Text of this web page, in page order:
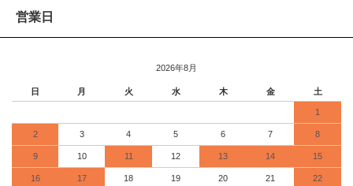
営業日
2026年8月
日 月 火 水 木 金 土
1
2 3 4 5 6 7 8
9 10 11 12 13 14 15
16 17 18 19 20 21 22